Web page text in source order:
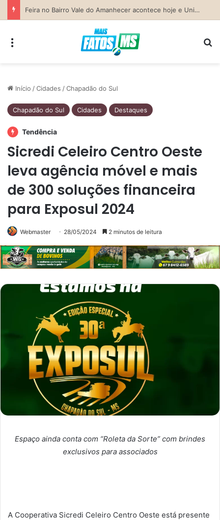
Previsão do Tempo para Costa Rica nesta sexta-feira (7)
Início /Cidades /Chapadão do Sul
Chapadão do Sul Cidades Destaques
Tendência
Sicredi Celeiro Centro Oeste
leva agência móvel e mais
de 300 soluções financeira
para Exposul 2024
Webmaster 28/05/2024 2 minutos de leitura
Espaço ainda conta com “Roleta da Sorte” com brindes
exclusivos para associados
A Cooperativa Sicredi Celeiro Centro Oeste está presente